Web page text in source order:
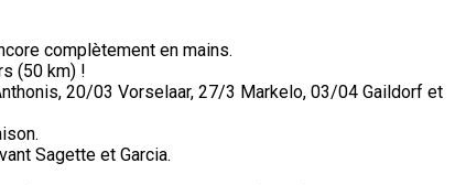
complètement en mains.
(50 km) !
20/03 Vorselaar, 27/3 Markelo, 03/04 Gaildorf et
Sagette et Garcia.